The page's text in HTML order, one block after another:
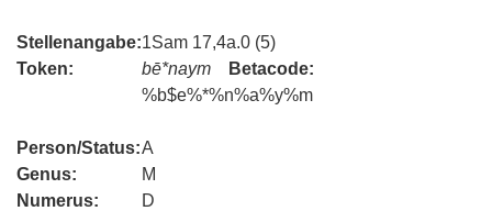
Stellenangabe:1Sam 17,4a.0 (5)
Token:
bē*naym
Betacode:
%b$e%*%n%a%y%m
Person/Status:A
Genus:
M
Numerus:
D